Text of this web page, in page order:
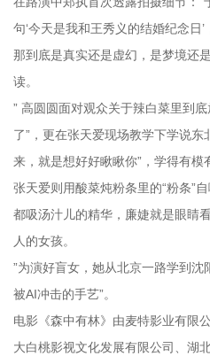
句‘今天是我和王秀义的结婚纪念日
那到底是真实还是虚幻，是梦境还
读。
” 高圆圆面对观众关于辣白菜里到
了”，更在张天爱现场教学下学说东
来，就是想好好瞅瞅你”，学得有模
张天爱则用酸菜炖粉条里的“粉条”
都吸汤汁儿的精华，廉婕就是眼睛
人的女孩。
”为演好盲女，她从北京一路学到沈
被AI冲击的手艺”。
电影《森中有林》由麦特影业有限
大白桃影视文化发展有限公司、湖